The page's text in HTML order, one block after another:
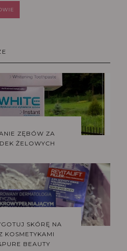
ZĘBÓW ZA
ŻELOWYCH
SKÓRĘ NA
KOSMETYKAMI
BEAUTY